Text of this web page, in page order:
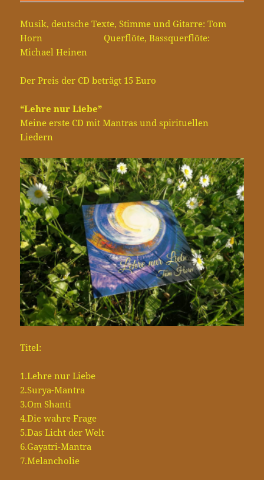
Musik, deutsche Texte, Stimme und Gitarre: Tom
Horn Querflöte, Bassquerflöte:
Michael Heinen
Der Preis der CD beträgt 15 Euro
“Lehre nur Liebe”
Meine erste CD mit Mantras und spirituellen
Liedern
Titel:
1.Lehre nur Liebe
2.Surya-Mantra
3.Om Shanti
4.Die wahre Frage
5.Das Licht der Welt
6.Gayatri-Mantra
7.Melancholie